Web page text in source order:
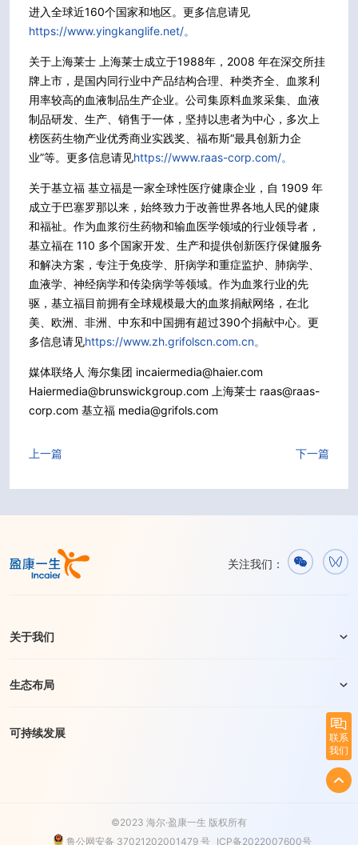
进入全球近160个国家和地区。更多信息请见
https://www.yingkanglife.net/。
关于上海莱士 上海莱士成立于1988年，2008 年在深交所挂
牌上市，是国内同行业中产品结构合理、种类齐全、血浆利
用率较高的血液制品生产企业。公司集原料血浆采集、血液
制品研发、生产、销售于一体，坚持以患者为中心，多次上
榜医药生物产业优秀商业实践奖、福布斯“最具创新力企
业”等。更多信息请见https://www.raas-corp.com/。
关于基立福 基立福是一家全球性医疗健康企业，自 1909 年
成立于巴塞罗那以来，始终致力于改善世界各地人民的健康
和福祉。作为血浆衍生药物和输血医学领域的行业领导者，
基立福在 110 多个国家开发、生产和提供创新医疗保健服务
和解决方案，专注于免疫学、肝病学和重症监护、肺病学、
血液学、神经病学和传染病学等领域。作为血浆行业的先
驱，基立福目前拥有全球规模最大的血浆捐献网络，在北
美、欧洲、非洲、中东和中国拥有超过390个捐献中心。更
多信息请见https://www.zh.grifolscn.com.cn。
媒体联络人 海尔集团 incaiermedia@haier.com
Haiermedia@brunswickgroup.com 上海莱士 raas@raas-
corp.com 基立福 media@grifols.com
上一篇 下一篇
关注我们：
关于我们
生态布局
可持续发展
©2023 海尔·盈康一生 版权所有
鲁公网安备 37021202001479 号 ICP备2022007600号
联系
我们